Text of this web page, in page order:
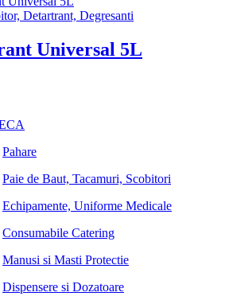
Detartrant, Degresanti
Universal 5L
Pahare
Paie de Baut, Tacamuri, Scobitori
Echipamente, Uniforme Medicale
Consumabile Catering
Manusi si Masti Protectie
Dispensere si Dozatoare